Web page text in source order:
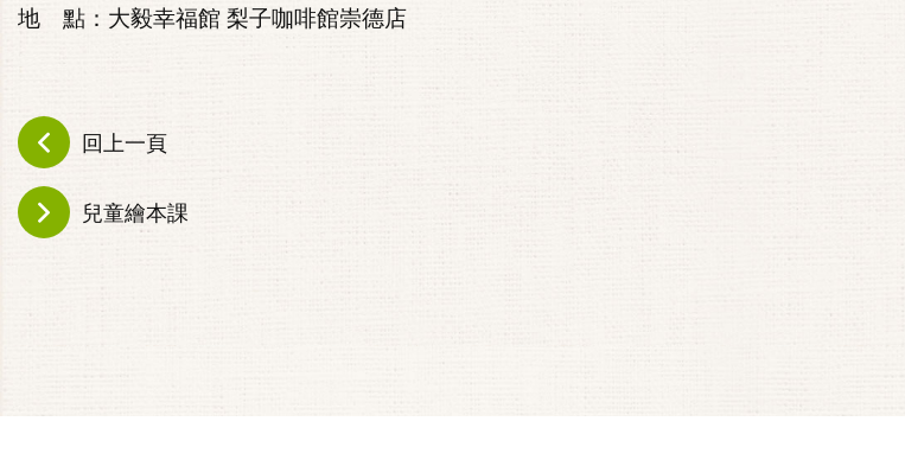
地 點：大毅幸福館 梨子咖啡館崇德店
回上一頁
兒童繪本課